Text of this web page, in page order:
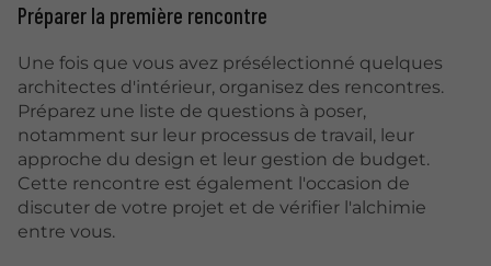
Préparer la première rencontre
Une fois que vous avez présélectionné quelques
architectes d'intérieur, organisez des rencontres.
Préparez une liste de questions à poser,
notamment sur leur processus de travail, leur
approche du design et leur gestion de budget.
Cette rencontre est également l'occasion de
discuter de votre projet et de vérifier l'alchimie
entre vous.